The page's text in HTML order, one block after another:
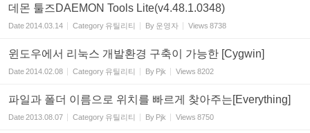
데몬 툴즈DAEMON Tools Lite(v4.48.1.0348)
Date2014.03.14 Category 유틸리티 By 운영자 Views 8738
윈도우에서 리눅스 개발환경 구축이 가능한 [Cygwin]
Date2014.02.08 Category 유틸리티 By Pjk Views 8202
파일과 폴더 이름으로 위치를 빠르게 찾아주는[Everything]
Date2013.08.07 Category 유틸리티 By Pjk Views 8750